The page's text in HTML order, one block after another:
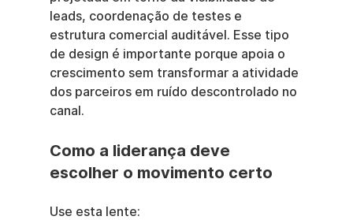
leads, coordenação de testes e
estrutura comercial auditável. Esse tipo
de design é importante porque apoia o
crescimento sem transformar a atividade
dos parceiros em ruído descontrolado no
canal.
Como a liderança deve
escolher o movimento certo
Use esta lente: